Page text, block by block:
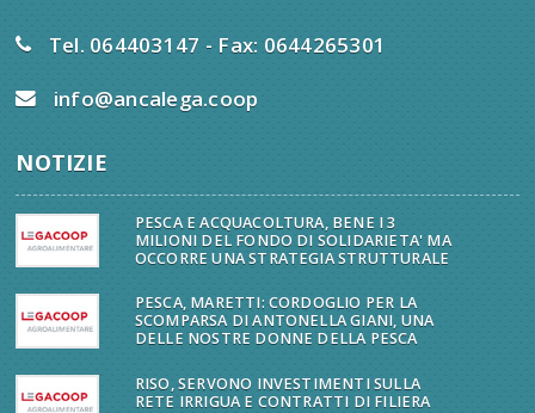
Tel. 064403147 - Fax: 0644265301
info@ancalega.coop
NOTIZIE
PESCA E ACQUACOLTURA, BENE I 3
MILIONI DEL FONDO DI SOLIDARIETA' MA
OCCORRE UNA STRATEGIA STRUTTURALE
PESCA, MARETTI: CORDOGLIO PER LA
SCOMPARSA DI ANTONELLA GIANI, UNA
DELLE NOSTRE DONNE DELLA PESCA
RISO, SERVONO INVESTIMENTI SULLA
RETE IRRIGUA E CONTRATTI DI FILIERA